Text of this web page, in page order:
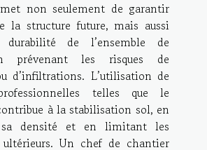
non seulement de garantir
la structure future, mais aussi
durabilité de l’ensemble de
prévenant les risques de
d’infiltrations. L’utilisation de
telles que le
à la stabilisation sol, en
sa densité et en limitant les
ultérieurs. Un chef de chantier